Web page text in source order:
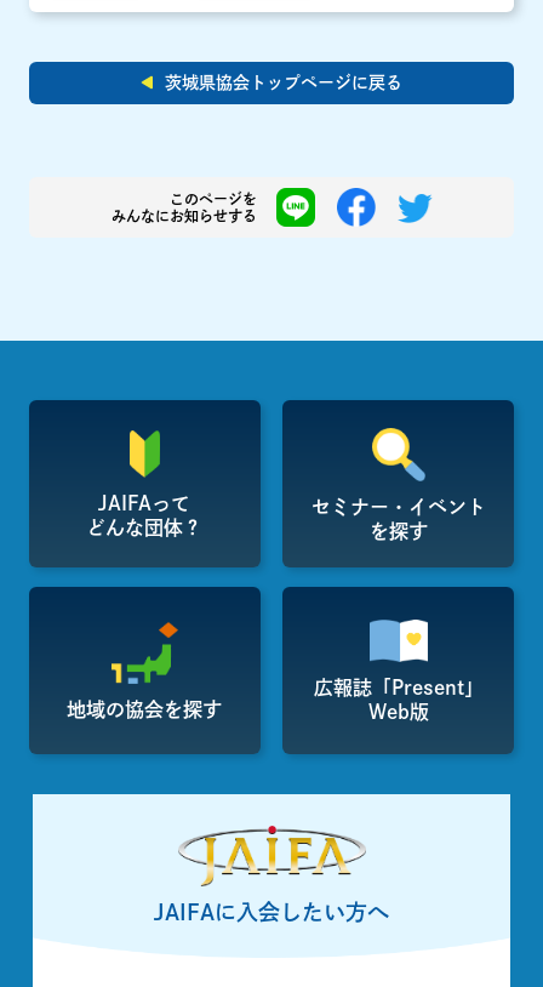
茨城県協会トップページに戻る
このページを
みんなにお知らせする
JAIFAって
どんな団体？
セミナー・イベント
を探す
地域の協会を探す
広報誌「Present」
Web版
JAIFAに入会したい方へ